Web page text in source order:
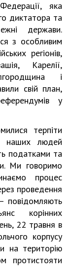
яка
диктатора та
держави.
з особливим
регіонів,
Карелії,
і
свій план,
у
терпіти
наших людей
податками та
Ми говоримо
процес
проведення
повідомляють
корінних
22 травня в
корпусу
на територію
протистояти